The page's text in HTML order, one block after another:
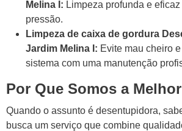
Melina I: Limpeza profunda e
pressão.
Limpeza de caixa de gordura
Jardim Melina I: Evite mau cheiro
sistema com uma manutenção
Por Que Somos a
Quando o assunto é desentupidora,
busca um serviço que combine